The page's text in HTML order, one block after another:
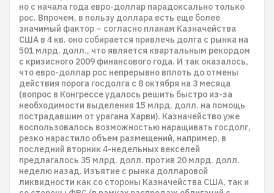
но с начала года евро-доллар парадоксально только
рос. Впрочем, в пользу доллара есть еще более
значимый фактор – согласно планам Казначейства
США в 4 кв. оно собирается привлечь долга с рынка на
501 млрд. долл., что является квартальным рекордом
с кризисного 2009 финансового года. И так оказалось,
что евро-доллар рос непрерывно вплоть до отмены
действия порога госдолга с 8 октября на 3 месяца
(вопрос в Конгрессе удалось решить быстро из-за
необходимости выделения 15 млрд. долл. на помощь
пострадавшим от урагана Харви). Казначейство уже
воспользовалось возможностью наращивать госдолг,
резко нарастило объем размещений, например, в
последний вторник 4-недельных векселей
предлагалось 35 млрд. долл. против 20 млрд. долл.
неделю назад. Изъятие с рынка долларовой
ликвидности как со стороны Казначейства США, так и